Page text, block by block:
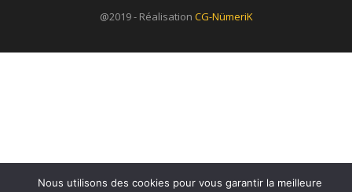
@2019 - Réalisation CG-NümeriK
Nous utilisons des cookies pour vous garantir la meilleure